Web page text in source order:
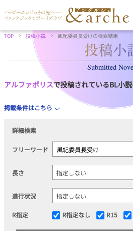
TOP 投稿小説 風紀委員長受けの検索結果
Submitted
アルファポリスで投稿されているBL小説
掲載条件はこちら
詳細検索
フリーワード
長さ
進行状況
R指定 R指定なし R15